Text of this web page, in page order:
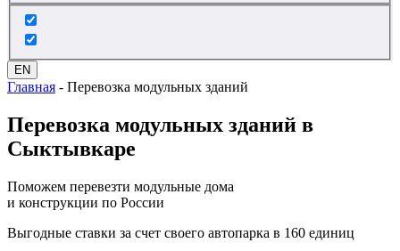
EN
Главная - Перевозка модульных зданий
Перевозка модульных зданий в
Сыктывкаре
Поможем перевезти модульные дома
и конструкции по России
Выгодные ставки за счет своего автопарка в 160 единиц